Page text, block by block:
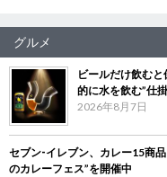
グルメ
ビールだけ飲む
的に水を飲む”仕
2026年8月7日
セブン‐イレブン、カレー15商
のカレーフェス”を開催中